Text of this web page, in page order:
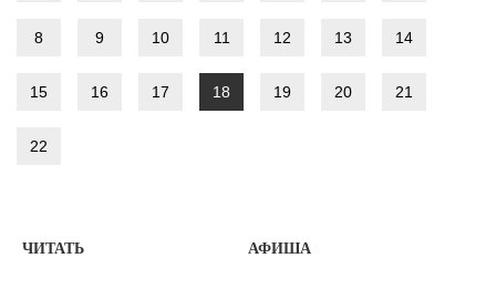
8 9 10 11 12 13 14
15 16 17 18 19 20 21
22
ЧИТАТЬ АФИША